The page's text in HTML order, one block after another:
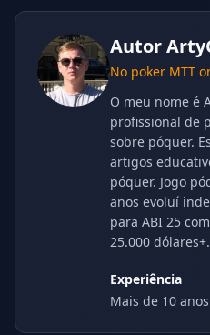
Autor
No poker MTT
O meu nome é
profissional de
sobre póquer.
artigos
póquer. Jogo
anos evoluí
para ABI 25
25.000 dólares+.
Experiência
Mais de 10 anos